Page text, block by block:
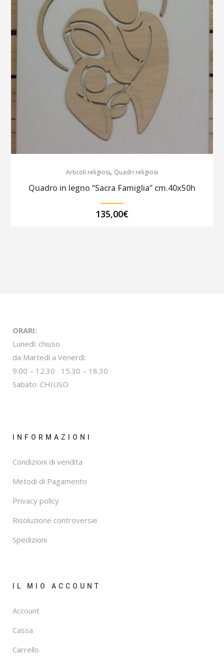
Articoli religiosi, Quadri religiosi
Quadro in legno “Sacra Famiglia” cm.40x50h
135,00€
ORARI:
Lunedì: chiuso
da Martedì a Venerdì:
9.00 – 12.30 15.30 – 18.30
Sabato: CHIUSO
INFORMAZIONI
Condizioni di vendita
Metodi di Pagamento
Privacy policy
Risoluzione controversie
Spedizioni
IL MIO ACCOUNT
Account
Cassa
Carrello